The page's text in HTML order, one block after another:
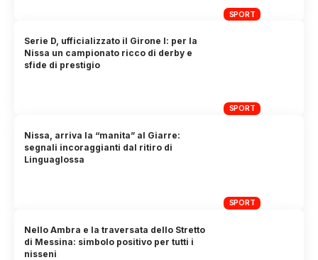
SPORT
SPORT
Serie D, ufficializzato il Girone I: per la
Nissa un campionato ricco di derby e
sfide di prestigio
SPORT
Nissa, arriva la “manita” al Giarre:
segnali incoraggianti dal ritiro di
Linguaglossa
Nello Ambra e la traversata dello Stretto
di Messina: simbolo positivo per tutti i
nisseni